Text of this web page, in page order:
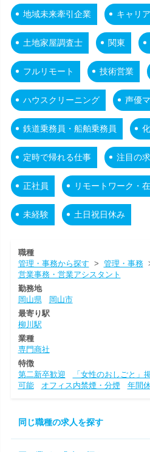
地域未来牽引企業 キャリ
土地家屋調査士 関東
フルリモート 技術営業
ハウスクリーニング 声優
鉄道乗務員・船舶乗務員
定時で帰れる仕事 注目の
正社員 リモートワーク・
未経験 土日祝日休み
職種
管理・事務から探す > 管理・事務
営業事務・営業アシスタント
勤務地
岡山県
岡山市
最寄り駅
柳川駅
業種
専門商社
特徴
第二新卒歓迎
「女性のおしごと」
可能
オフィス内禁煙・分煙 年間
同じ職種の求人を探す